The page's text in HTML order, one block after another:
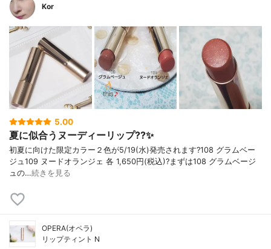
Kor
5.00
夏に似合うヌーディーリップ??✨
初夏に向けた限定カラー２色が5/19(水)発売されます?108 グラムベー
ジュ109 ヌードオランジェ 各 1,650円(税込)?まずは108 グラムベージ
ュの…続きを見る
OPERA(オペラ)
リップティント N